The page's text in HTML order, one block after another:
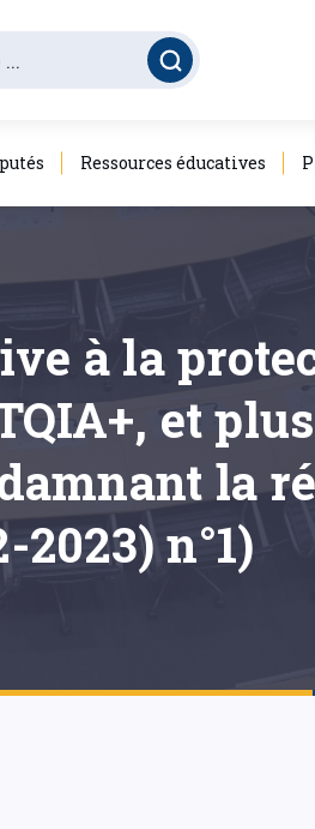
Ressources éducatives
à la
et
la
n°1)